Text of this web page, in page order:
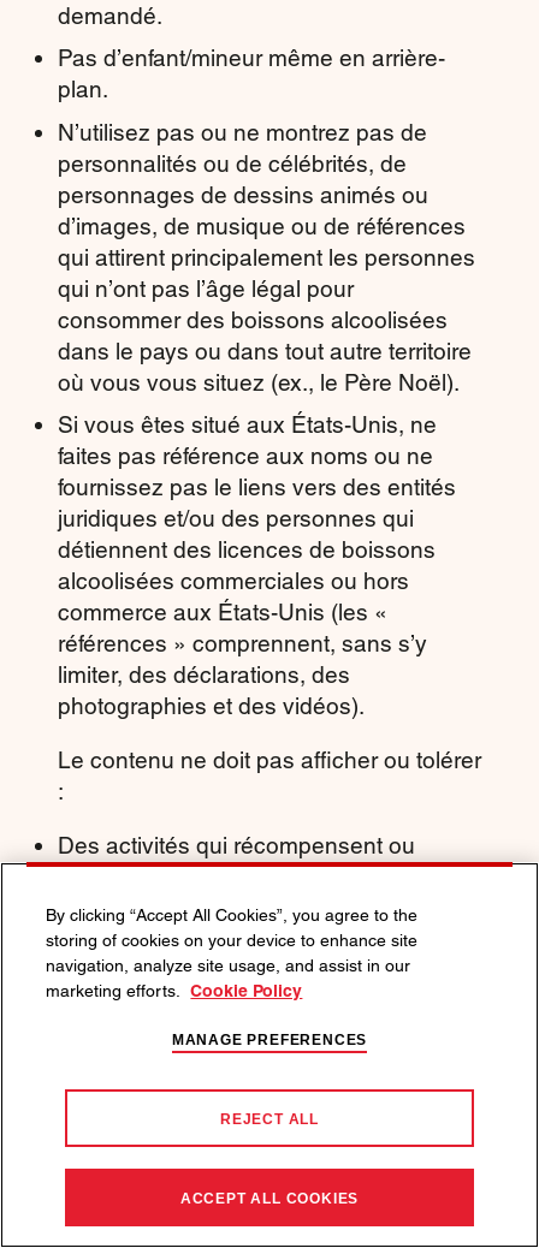
demandé.
Pas d’enfant/mineur même en arrière-
plan.
N’utilisez pas ou ne montrez pas de
personnalités ou de célébrités, de
personnages de dessins animés ou
d’images, de musique ou de références
qui attirent principalement les personnes
qui n’ont pas l’âge légal pour
consommer des boissons alcoolisées
dans le pays ou dans tout autre territoire
où vous vous situez (ex., le Père Noël).
Si vous êtes situé aux États-Unis, ne
faites pas référence aux noms ou ne
fournissez pas le liens vers des entités
juridiques et/ou des personnes qui
détiennent des licences de boissons
alcoolisées commerciales ou hors
commerce aux États-Unis (les «
références » comprennent, sans s’y
limiter, des déclarations, des
photographies et des vidéos).
Le contenu ne doit pas afficher ou tolérer
:
Des activités qui récompensent ou
excessive ou irresponsable d’alcool, y
compris : les jeux d’alcool, une
consommation rapide ou dangereuse, la
surconsommation, la conduite en état
indiscipliné, irresponsable ou antisocial
ou lien entre l’alcool et des personnes ou
des comportements courageux, durs ou
By clicking “Accept All Cookies”, you agree to the
storing of cookies on your device to enhance site
navigation, analyze site usage, and assist in our
marketing efforts.
Cookie Policy
MANAGE PREFERENCES
REJECT ALL
ACCEPT ALL COOKIES